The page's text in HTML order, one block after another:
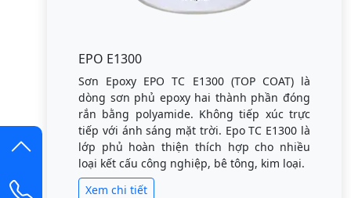
EPO E1300
Sơn Epoxy EPO TC E1300 (TOP COAT) là
dòng sơn phủ epoxy hai thành phần đóng
rắn bằng polyamide. Không tiếp xúc trực
tiếp với ánh sáng mặt trời. Epo TC E1300 là
lớp phủ hoàn thiện thích hợp cho nhiều
loại kết cấu công nghiệp, bê tông, kim loại.
Xem chi tiết